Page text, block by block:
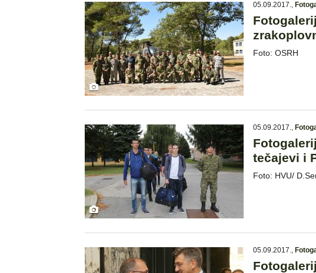
05.09.2017.,
Foto: OSRH
05.09.2017.,
tečajevi i
Foto: HVU/
05.09.2017.,